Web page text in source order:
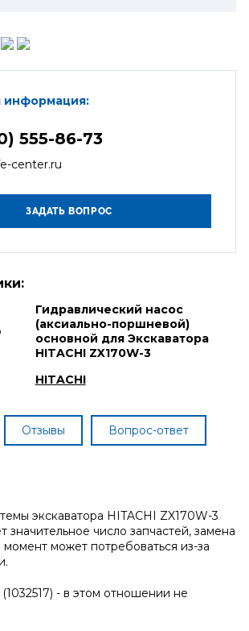
информация:
555-86-73
center.ru
Гидравлический насос
(аксиально-поршневой)
основной для Экскаватора
HITACHI ZX170W-3
HITACHI
Отзывы Вопрос-ответ
экскаватора HITACHI ZX170W-3
значительное число запчастей, замена
может потребоваться из-за
- в этом отношении не